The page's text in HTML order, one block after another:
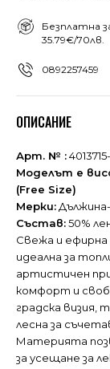
Безплатна
35.79€/70лв.
0892257459
ОПИСАНИЕ
Арт. № :
Моделът е
(Free Size)
Мерки:
Състав:50%
Свежа и ефирна
идеална за
артистичен
комфорт и
градска визия,
лесна за
Материята
за усещане за